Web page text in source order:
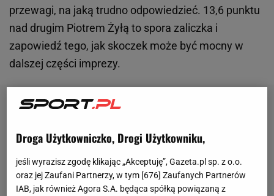
przewagi, na jaką trudno odpowiedzieć. 13,6 punktu
nad drugim Piotrem Żyłą to spora zaliczka i
zapowiedź tego, jak skoczek może być mocny w
dalszej części imprezy.
Droga Użytkowniczko, Drogi Użytkowniku,
jeśli wyrazisz zgodę klikając „Akceptuję”, Gazeta.pl sp. z o.o.
oraz jej Zaufani Partnerzy, w tym [676] Zaufanych Partnerów
IAB, jak również Agora S.A. będąca spółką powiązaną z